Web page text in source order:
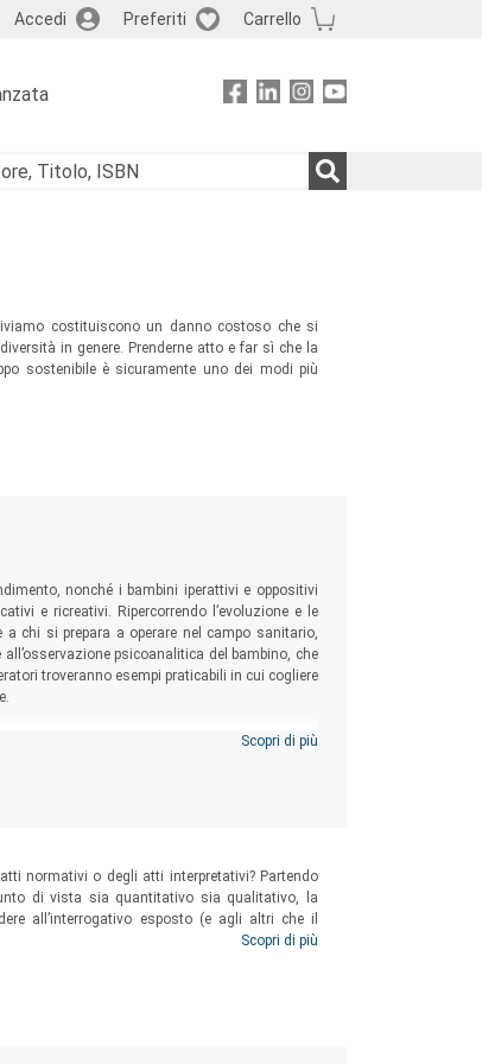
Accedi Preferiti Carrello
costituiscono un danno costoso che si
in genere. Prenderne atto e far sì che la
sostenibile è sicuramente uno dei modi più
nonché i bambini iperattivi e oppositivi
e ricreativi. Ripercorrendo l’evoluzione e le
chi si prepara a operare nel campo sanitario,
psicoanalitica del bambino, che
troveranno esempi praticabili in cui cogliere
Scopri di più
normativi o degli atti interpretativi? Partendo
di vista sia quantitativo sia qualitativo, la
all’interrogativo esposto (e agli altri che il
autentica in chiave riduzionistica.Scopri di più